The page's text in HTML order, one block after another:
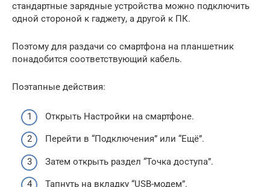
стандартные зарядные устройства можно подключить
одной стороной к гаджету, а другой к ПК.
Поэтому для раздачи со смартфона на планшетник
понадобится соответствующий кабель.
Поэтапные действия:
Открыть Настройки на смартфоне.
Перейти в “Подключения” или “Ещё”.
Затем открыть раздел “Точка доступа”.
Тапнуть на вкладку “USB-модем”.